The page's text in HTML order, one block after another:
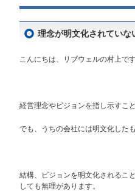
理念が明文化されていな
こんにちは、リブウェルの村上です
経営理念やビジョンを指し示すこ
でも、うちの会社には明文化した
結構、ビジョンを明文化されるこ
しても無理があります。